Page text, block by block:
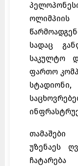
სადაც
საკულტო
ფართო
უზენაეს